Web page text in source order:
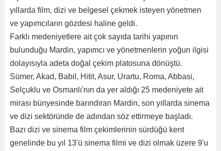
yıllarda film, dizi ve belgesel çekmek isteyen yönetmen
ve yapımcıların gözdesi haline geldi.
Farklı medeniyetlere ait çok sayıda tarihi yapının
bulunduğu Mardin, yapımcı ve yönetmenlerin yoğun ilgisi
dolayısıyla adeta doğal çekim platosuna dönüştü.
Sümer, Akad, Babil, Hitit, Asur, Urartu, Roma, Abbasi,
Selçuklu ve Osmanlı'nın da yer aldığı 25 medeniyete ait
mirası bünyesinde barındıran Mardin, son yıllarda sinema
ve dizi sektöründe de adından söz ettirmeye başladı.
Bazı dizi ve sinema film çekimlerinin sürdüğü kent
genelinde bu yıl 13'ü sinema filmi ve dizi olmak üzere 9'u